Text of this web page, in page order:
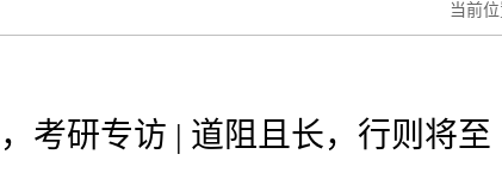
当前
考研专访 | 道阻且长，行则将至